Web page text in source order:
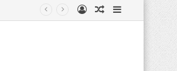
Kenar
Bölmesi
Rastgele
Kayıt